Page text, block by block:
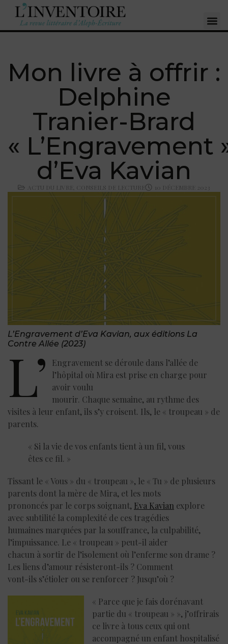
Mon livre à offrir :
Delphine
Tranier-Brard
« L’Engravement
d’Eva Kavian
ACTU DU LIVRE CONSEILS DE LECTURE 10 DÉCEMBRE 2023
L’Engravement d’Eva Kavian, aux éditions La
Contre Allée (2023)
L’
Engravement se déroule dans l’allée de
l’hôpital où Mira est prise en charge pour
avoir voulu
mourir. Chaque semaine, au rythme des
visites à leur enfant, ils s’y croisent. Ils, le « troupeau » de
parents.
« Si la vie de vos enfants tient à un fil, vous
êtes ce fil. »
Tissant le « Vous » du « troupeau », le « Tu » de plusieurs
parents dont la mère de Mira, et les mots
prononcés par le corps soignant, Eva Kavian explore
avec subtilité la complexité de ces tragédies
humaines marquées par la souffrance, la culpabilité,
l’impuissance. Le « troupeau » peut-il aider
chacun à sortir de l’isolement où l’enferme son drame ?
Les liens d’amour résisteront-ils ? Comment
vont-ils s’étioler ou se renforcer ? Jusqu’où ?
« Parce que je fais dorénavant
partie du « troupeau » », j’offrirais
ce livre à tous ceux qui ont
accompagné un enfant hospitalisé